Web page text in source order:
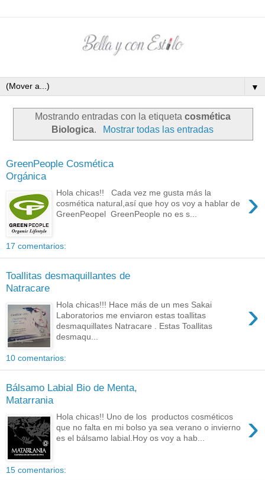
▼
Mostrando entradas con la etiqueta cosmética
Biologica. Mostrar todas las entradas
GreenPeople Cosmética
Orgánica
›
Hola chicas!! Cada vez me gusta más la
cosmética natural,así que hoy os voy a hablar de
GreenPeopel GreenPeople no es s...
17 comentarios:
Toallitas desmaquillantes de
Natracare
›
Hola chicas!!! Hace más de un mes Sakai
Laboratorios me enviaron estas toallitas
desmaquillates Natracare . Estas Toallitas
desmaqu...
10 comentarios:
Bálsamo Labial Bio de Menta,
Matarrania
›
Hola chicas!! Uno de los productos cosméticos
que no falta en mi bolso ya sea verano o invierno
es el bálsamo labial.Hoy os voy a hab...
15 comentarios: